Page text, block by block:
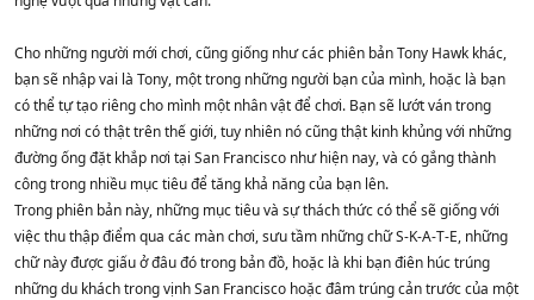
Cho những người mới chơi, cũng giống như các phiên bản Tony Hawk khác,
bạn sẽ nhập vai là Tony, một trong những người bạn của mình, hoặc là bạn
có thể tự tạo riêng cho mình một nhân vật để chơi. Bạn sẽ lướt ván trong
những nơi có thật trên thế giới, tuy nhiên nó cũng thật kinh khủng với những
đường ống đặt khắp nơi tại San Francisco như hiện nay, và có gắng thành
công trong nhiều mục tiêu để tăng khả năng của bạn lên.
Trong phiên bản này, những mục tiêu và sự thách thức có thể sẽ giống với
việc thu thập điểm qua các màn chơi, sưu tầm những chữ S-K-A-T-E, những
chữ này được giấu ở đâu đó trong bản đồ, hoặc là khi bạn điên húc trúng
những du khách trong vịnh San Francisco hoặc đâm trúng cản trước của một